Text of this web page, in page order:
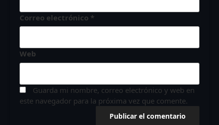
Correo electrónico *
Web
Guarda mi nombre, correo electrónico y web en
este navegador para la próxima vez que comente.